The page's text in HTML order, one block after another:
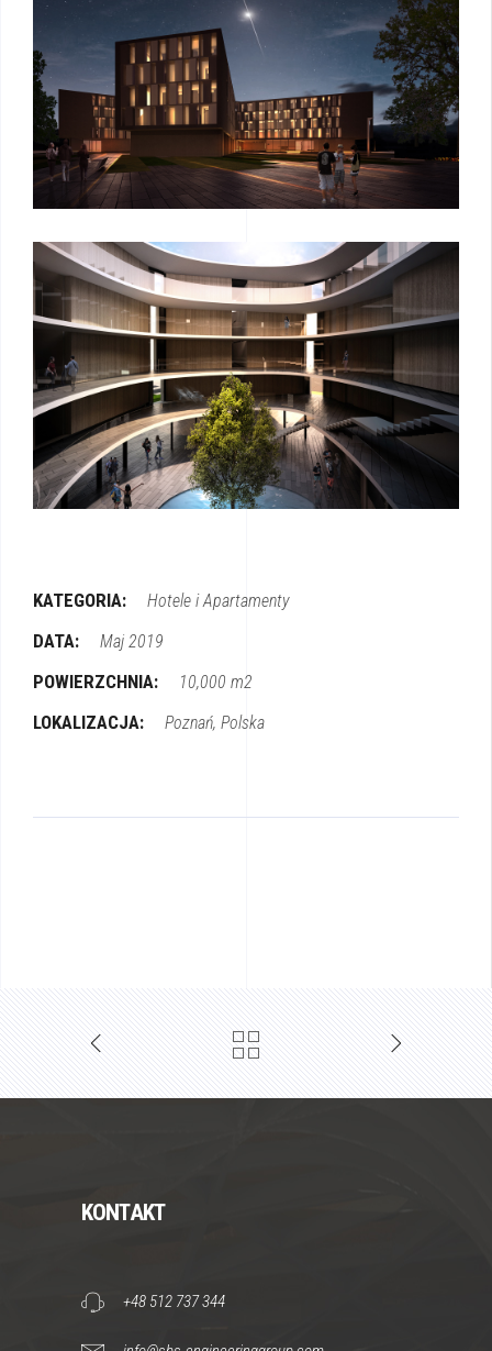
KATEGORIA: Hotele i Apartamenty
DATA: Maj 2019
POWIERZCHNIA: 10,000 m2
LOKALIZACJA: Poznań, Polska
KONTAKT
+48 512 737 344